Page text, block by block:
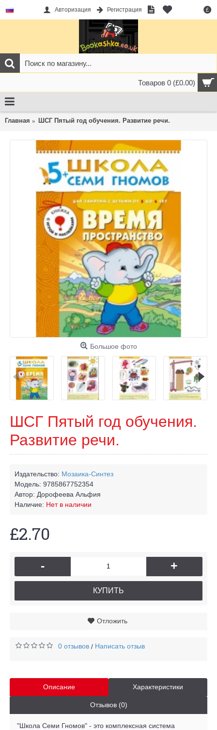
£
Авторизация Регистрация
Товаров 0 (£0.00)
Главная ШСГ Пятый год обучения. Развитие речи.
Большое фото
ШСГ Пятый год обучения.
Развитие речи.
Издательство: Мозаика-Синтез
Модель: 9785867752354
Автор: Дорофеева Альфия
Наличие: Нет в наличии
£2.70
- +
КУПИТЬ
Отложить
0 отзывов / Написать отзыв
Описание Характеристики
Отзывов (0)
"Школа Семи Гномов" - это комплексная система